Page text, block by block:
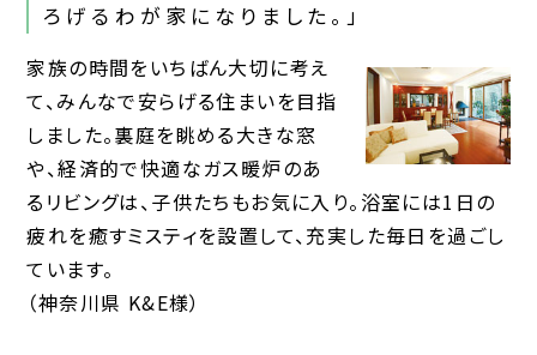
ろげるわが家になりました。」
家族の時間をいちばん大切に考え
て、みんなで安らげる住まいを目指
しました。裏庭を眺める大きな窓
や、経済的で快適なガス暖炉のあ
るリビングは、子供たちもお気に入り。浴室には1日の
疲れを癒すミスティを設置して、充実した毎日を過ごし
ています。
（神奈川県 K&E様）